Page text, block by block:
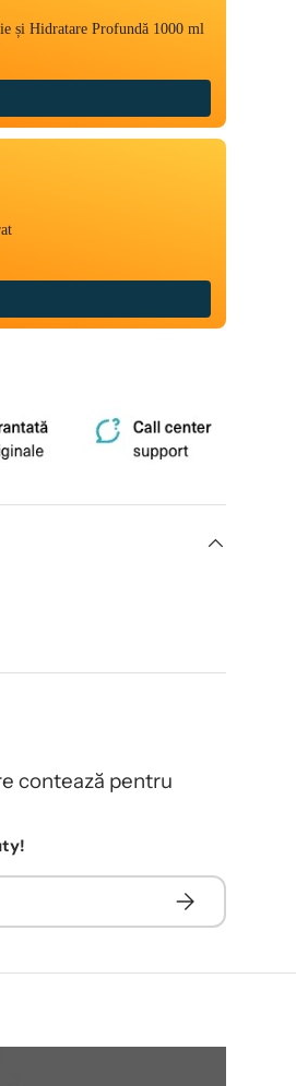
și Hidratare Profundă 1000 ml
contează pentru